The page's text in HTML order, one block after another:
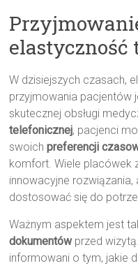
W dzisiejszych czasach,
przyjmowania pacjentów
skutecznej obsługi
telefonicznej, pacjenci
swoichpreferencji
komfort. Wiele placówek
innowacyjne
dostosować się do
Ważnym aspektem jest
dokumentówprzed
informowani o tym, jakie